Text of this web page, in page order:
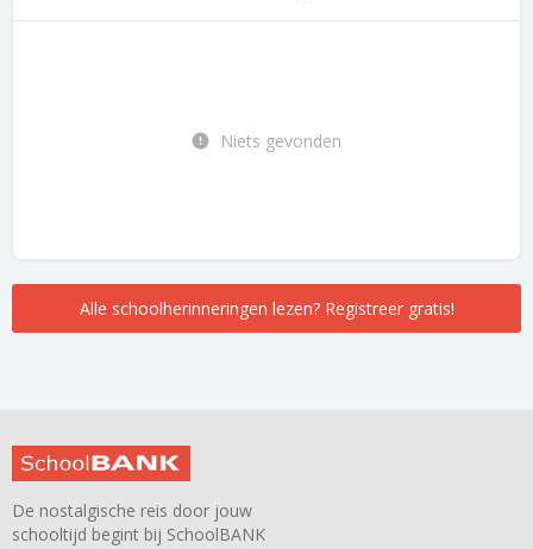
Niets gevonden
Alle schoolherinneringen lezen? Registreer gratis!
De nostalgische reis door jouw
schooltijd begint bij SchoolBANK